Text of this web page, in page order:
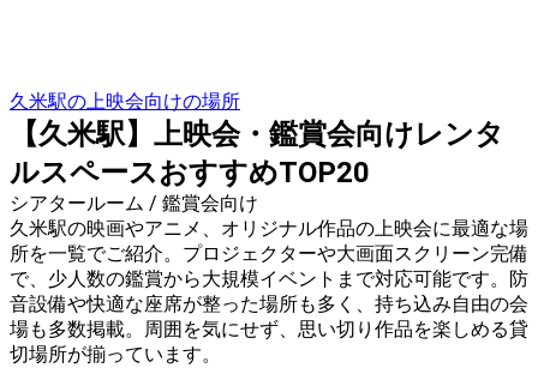
久米駅の上映会向けの場所
【久米駅】上映会・鑑賞会向けレンタ
ルスペースおすすめTOP20
シアタールーム / 鑑賞会向け
久米駅の映画やアニメ、オリジナル作品の上映会に最適な場
所を一覧でご紹介。プロジェクターや大画面スクリーン完備
で、少人数の鑑賞から大規模イベントまで対応可能です。防
音設備や快適な座席が整った場所も多く、持ち込み自由の会
場も多数掲載。周囲を気にせず、思い切り作品を楽しめる貸
切場所が揃っています。